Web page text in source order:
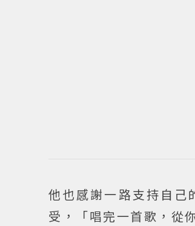
他也感謝一路支持自己
受，「唱完一首歌，從